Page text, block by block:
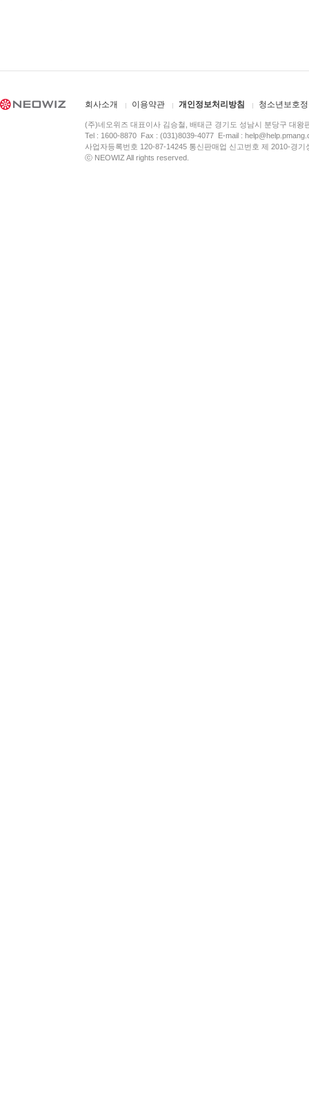
회사소개 이용약관 개인정보처리방침 청소년보호
(주)네오위즈 대표이사 김승철, 배태근 경기도 성남시 분당구 대왕
Tel : 1600-8870 Fax : (031)8039-4077 E-mail :
사업자등록번호 120-87-14245 통신판매업 신고번호 제 2010-경
ⓒ NEOWIZ All rights reserved.